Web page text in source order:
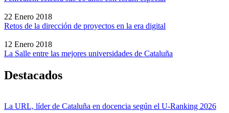
22 Enero 2018
Retos de la dirección de proyectos en la era digital
12 Enero 2018
La Salle entre las mejores universidades de Cataluña
Destacados
La URL, líder de Cataluña en docencia según el U-Ranking 2026